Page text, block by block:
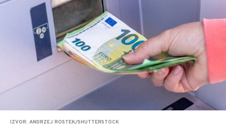
IZVOR: ANDRZEJ ROSTEK/SHUTTERSTOCK